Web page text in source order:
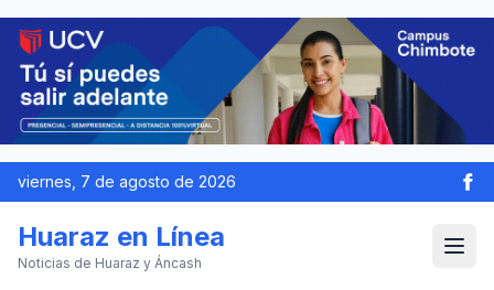
viernes, 7 de agosto de 2026
Huaraz en Línea
Noticias de Huaraz y Áncash